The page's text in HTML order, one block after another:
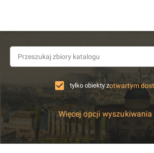
tylko obiekty zotwartym
Więcej opcji wyszukiwania